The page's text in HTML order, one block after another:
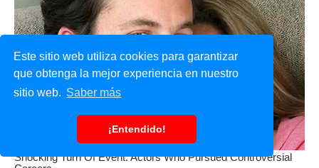
Este sitio web utiliza cookies para garantizar
que obtenga la mejor experiencia en nuestro
sitio web. Saber más
¡Entendido!